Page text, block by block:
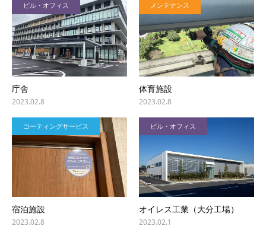
ビル・オフィス
庁舎
2023.02.8
メンテナンス
体育施設
2023.02.8
コーティングサービス
宿泊施設
2023.02.8
ビル・オフィス
オイレス工業（大分工場）
2023.02.1